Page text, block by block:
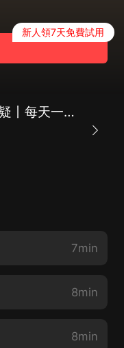
新人領7天免費試用
民間故事丨恐怖懸疑丨每天一個小故事丨尋藝劇社
7min
8min
8min